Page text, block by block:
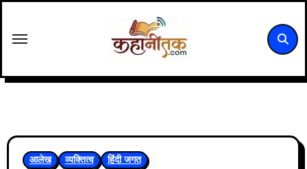
content
आलेख व्यक्तित्व हिंदी जगत